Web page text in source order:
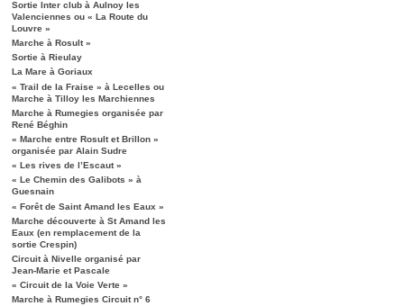
Sortie Inter club à Aulnoy les
Valenciennes ou « La Route du
Louvre »
Marche à Rosult »
Sortie à Rieulay
La Mare à Goriaux
« Trail de la Fraise » à Lecelles ou
Marche à Tilloy les Marchiennes
Marche à Rumegies organisée par
René Béghin
« Marche entre Rosult et Brillon »
organisée par Alain Sudre
« Les rives de l’Escaut »
« Le Chemin des Galibots » à
Guesnain
« Forêt de Saint Amand les Eaux »
Marche découverte à St Amand les
Eaux (en remplacement de la
sortie Crespin)
Circuit à Nivelle organisé par
Jean-Marie et Pascale
« Circuit de la Voie Verte »
Marche à Rumegies Circuit n° 6